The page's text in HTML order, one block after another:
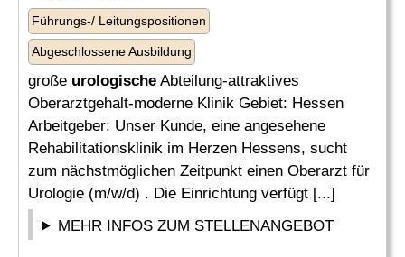
Führungs-/ Leitungspositionen
Abgeschlossene Ausbildung
große urologische Abteilung-attraktives
Oberarztgehalt-moderne Klinik Gebiet: Hessen
Arbeitgeber: Unser Kunde, eine angesehene
Rehabilitationsklinik im Herzen Hessens, sucht
zum nächstmöglichen Zeitpunkt einen Oberarzt für
Urologie (m/w/d) . Die Einrichtung verfügt [...]
MEHR INFOS ZUM STELLENANGEBOT